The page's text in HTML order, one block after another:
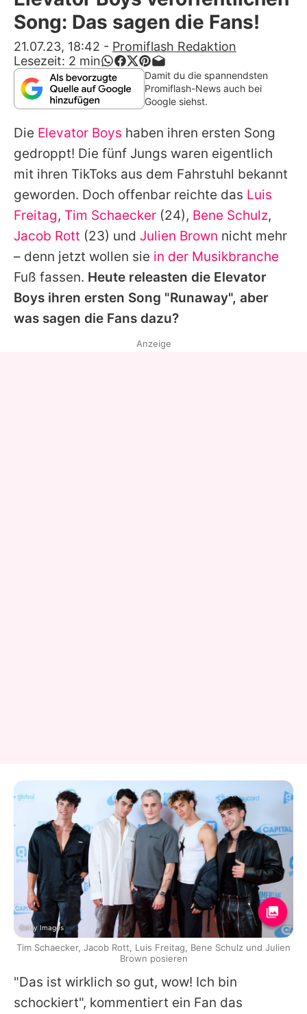
Alle Themen auf Promiflash
Jobs
App runterladen
Team
Redaktionelle Richtlinien
Impressum
Nutzungsbedingungen
Utiq verwalten
Song: Das sagen die Fans!
21.07.23, 18:42 - Promiflash Redaktion
Lesezeit: 2 min
Damit du die spannendsten
Promiflash-News auch bei
Google siehst.
Die Elevator Boys haben ihren ersten Song
gedroppt! Die fünf Jungs waren eigentlich
mit ihren TikToks aus dem Fahrstuhl bekannt
geworden. Doch offenbar reichte das Luis
Freitag, Tim Schaecker (24), Bene Schulz,
Jacob Rott (23) und Julien Brown nicht mehr
– denn jetzt wollen sie in der Musikbranche
Fuß fassen. Heute releasten die Elevator
Boys ihren ersten Song "Runaway", aber
was sagen die Fans dazu?
"Das ist wirklich so gut, wow! Ich bin
schockiert", kommentiert ein Fan das
Anzeige
Getty Images
Tim Schaecker, Jacob Rott, Luis Freitag, Bene Schulz und Julien
Brown posieren